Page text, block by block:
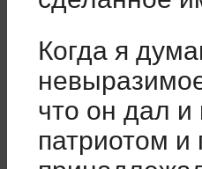
Когда я
что он дал
патриотом